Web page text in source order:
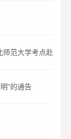
师范大学考点赴
”的通告